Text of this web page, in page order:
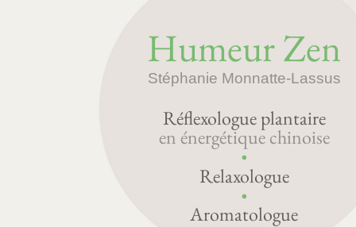
Humeur Zen
Stéphanie Monnatte-Lassus
Réflexologue plantaire
en énergétique chinoise
•
Relaxologue
•
Aromatologue